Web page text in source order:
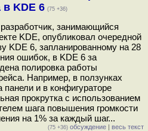
KDE 6 (75 +36)
занимающийся
KDE, опубликовал очередной
KDE 6, запланированному на 28
ошибок, в KDE 6 за
полировка работы
Например, в ползунках
панели и в конфигураторе
прокрутка с использованием
шага повышения громкости
на 1% за каждый шаг...
(75 +36) обсуждение | весь текст